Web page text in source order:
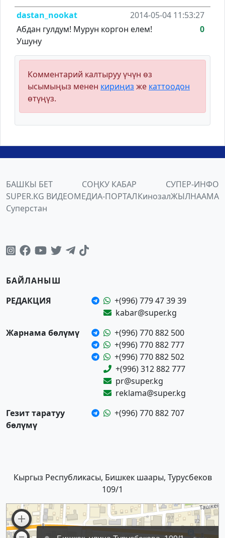
dastan_nookat
2014-05-04 11:53:27
Абдан гулдум! Мурун коргон елем!
Ушуну
0
Комментарий калтыруу үчүн өз
ысымыңыз менен кириңиз же каттоодон
өтүңүз.
БАШКЫ БЕТ СОҢКУ КАБАР
СУПЕР-ИНФО
SUPER.KG ВИДЕОМЕДИА-ПОРТАЛКинозалЖЫЛНААМА
Суперстан
БАЙЛАНЫШ
РЕДАКЦИЯ
+(996) 779 47 39 39
kabar@super.kg
Жарнама бөлүмү
+(996) 770 882 500
+(996) 770 882 777
+(996) 770 882 502
+(996) 312 882 777
pr@super.kg
reklama@super.kg
Гезит таратуу
бөлүмү
+(996) 770 882 707
Кыргыз Республикасы, Бишкек шаары, Турусбеков
109/1